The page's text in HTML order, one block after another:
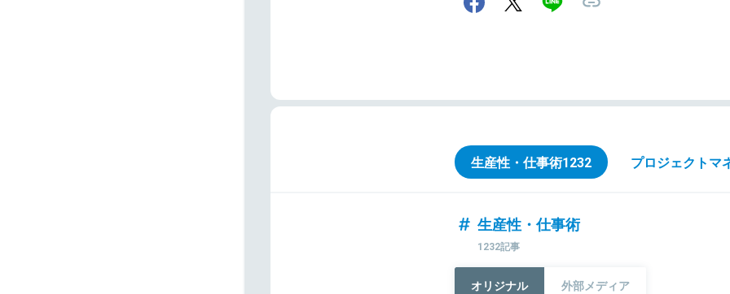
生産性・仕事術1232 プロジェクトマ
生産性・仕事術
1232記事
オリジナル 外部メディア